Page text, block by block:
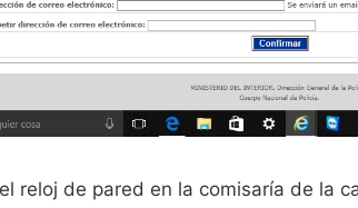
reloj de pared en la comisaría de la